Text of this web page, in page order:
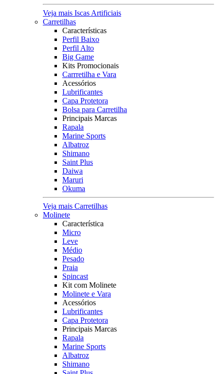
Veja mais Iscas Artificiais
Carretilhas
Características
Perfil Baixo
Perfil Alto
Big Game
Kits Promocionais
Carrretilha e Vara
Acessórios
Lubrificantes
Capa Protetora
Bolsa para Carretilha
Principais Marcas
Rapala
Marine Sports
Albatroz
Shimano
Saint Plus
Daiwa
Maruri
Okuma
Veja mais Carretilhas
Molinete
Característica
Micro
Leve
Médio
Pesado
Praia
Spincast
Kit com Molinete
Molinete e Vara
Acessórios
Lubrificantes
Capa Protetora
Principais Marcas
Rapala
Marine Sports
Albatroz
Shimano